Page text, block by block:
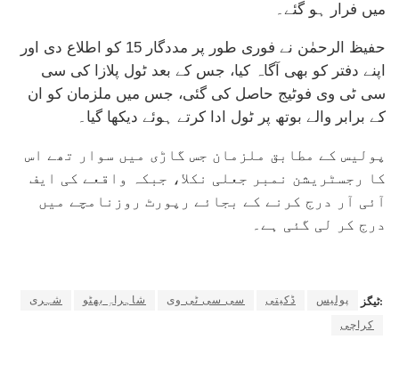
میں فرار ہو گئے۔
حفیظ الرحمٰن نے فوری طور پر مددگار 15 کو اطلاع دی اور
اپنے دفتر کو بھی آگاہ کیا، جس کے بعد ٹول پلازا کی سی
سی ٹی وی فوٹیج حاصل کی گئی، جس میں ملزمان کو ان
کے برابر والے بوتھ پر ٹول ادا کرتے ہوئے دیکھا گیا۔
پولیس کے مطابق ملزمان جس گاڑی میں سوار تھے اس
کا رجسٹریشن نمبر جعلی نکلا، جبکہ واقعے کی ایف
آئی آر درج کرنے کے بجائے رپورٹ روزنامچے میں
درج کر لی گئی ہے۔
ٹیگز: پولیس ڈکیتی سی سی ٹی وی شاہراہِ بھٹو
شہری
کراچی